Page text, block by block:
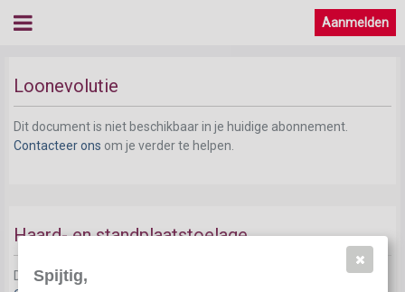
Aanmelden
Loonevolutie
Dit document is niet beschikbaar in je huidige abonnement.
Contacteer ons om je verder te helpen.
Haard- en standplaatstoelage
Dit document is niet beschikbaar in je huidige abonnement.
Spijtig,